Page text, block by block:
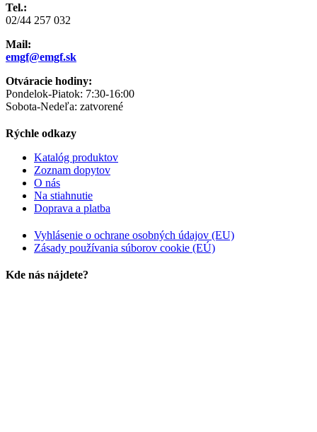
Tel.:
02/44 257 032
Mail:
emgf@emgf.sk
Otváracie hodiny:
Pondelok-Piatok: 7:30-16:00
Sobota-Nedeľa: zatvorené
Rýchle odkazy
Katalóg produktov
Zoznam dopytov
O nás
Na stiahnutie
Doprava a platba
Vyhlásenie o ochrane osobných údajov (EU)
Zásady používania súborov cookie (EÚ)
Kde nás nájdete?